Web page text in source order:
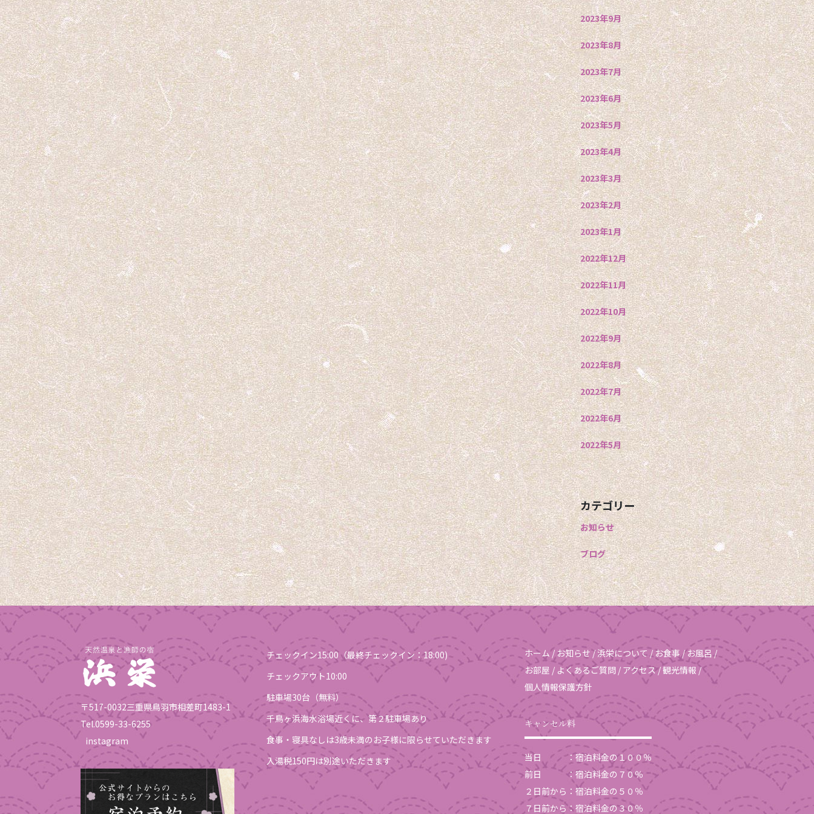
2023年9月
2023年8月
2023年7月
2023年6月
2023年5月
2023年4月
2023年3月
2023年2月
2023年1月
2022年12月
2022年11月
2022年10月
2022年9月
2022年8月
2022年7月
2022年6月
2022年5月
カテゴリー
お知らせ
ブログ
〒517-0032三重県鳥羽市相差町1483-1
Tel.0599-33-6255
instagram
チェックイン15:00（最終チェックイン：18:00)
チェックアウト10:00
駐車場30台（無料）
千鳥ヶ浜海水浴場近くに、第２駐車場あり
食事・寝具なしは3歳未満のお子様に限らせていただきます
入湯税150円は別途いただきます
ホーム/ お知らせ/浜栄について /お食事 /お風呂 /
お部屋 / よくあるご質問/ アクセス/観光情報 /
個人情報保護方針
キャンセル料
当日 ：宿泊料金の１００％
前日 ：宿泊料金の７０％
２日前から：宿泊料金の５０％
７日前から：宿泊料金の３０％